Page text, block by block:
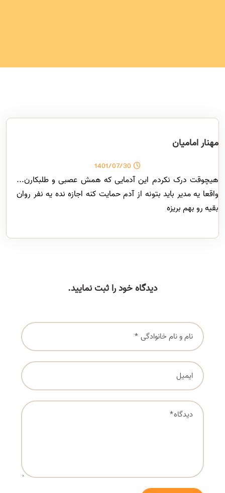
مهنار امامیان
1401/07/30
هیچوقت درک نکردم این آدمایی که همش عصبی و طلبکارن...
واقعا یه مدیر باید بتونه از آدم حمایت کنه اجازه نده یه نفر روان
بقیه رو بهم بریزه
دیدگاه خود را ثبت نمایید.